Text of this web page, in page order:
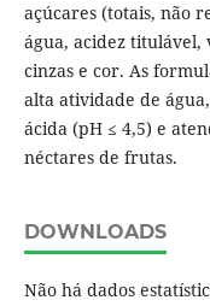
açúcares (totais, não
água, acidez titulável,
cinzas e cor. As
alta atividade de
ácida (pH ≤ 4,5) e
néctares de frutas.
DOWNLOADS
Não há dados